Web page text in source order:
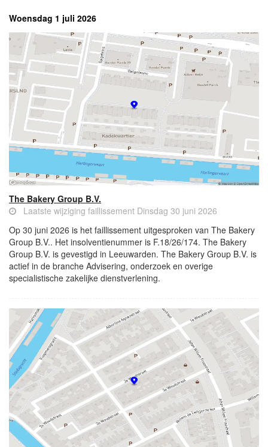
Woensdag 1 juli 2026
The Bakery Group B.V.
Laatste wijziging faillissement Dinsdag 30 juni 2026
Op 30 juni 2026 is het faillissement uitgesproken van The Bakery
Group B.V.. Het insolventienummer is F.18/26/174. The Bakery
Group B.V. is gevestigd in Leeuwarden. The Bakery Group B.V. is
actief in de branche Advisering, onderzoek en overige
specialistische zakelijke dienstverlening.